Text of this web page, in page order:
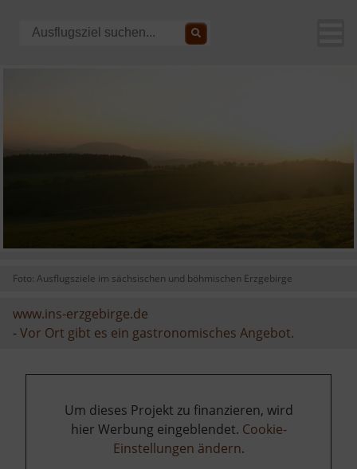
Foto: Ausflugsziele im sächsischen und böhmischen Erzgebirge
www.ins-erzgebirge.de
-Vor Ort gibt es ein gastronomisches Angebot.
Um dieses Projekt zu finanzieren, wird
hier Werbung eingeblendet. Cookie-
Einstellungen ändern.